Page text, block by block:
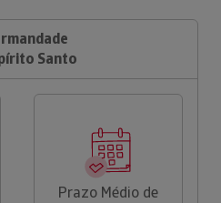
Santo
Prazo Médio de